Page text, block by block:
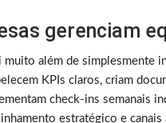
gerenciam
além de simplesmente
KPIs claros, criam
check-ins semanais
estratégico e